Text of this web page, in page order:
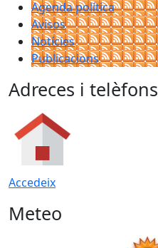
Agenda política
Avisos
Notícies
Publicacions
Adreces i telèfons
Accedeix
Meteo